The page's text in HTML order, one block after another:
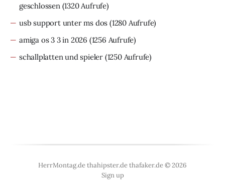
geschlossen(1320 Aufrufe)
usb support unter ms dos (1280 Aufrufe)
amiga os 3 3 in 2026 (1256 Aufrufe)
schallplatten und spieler (1250 Aufrufe)
HerrMontag.de thahipster.de thafaker.de © 2026
Sign up